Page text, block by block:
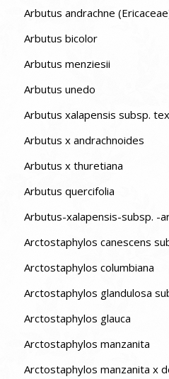
Arbutus andrachne
Arbutus bicolor
Arbutus menziesii
Arbutus unedo
Arbutus xalapensis subsp.
Arbutus x andrachnoides
Arbutus x thuretiana
Arbutus quercifolia
Arbutus-xalapensis-subsp. -
Arctostaphylos canescens
Arctostaphylos columbiana
Arctostaphylos glandulosa
Arctostaphylos glauca
Arctostaphylos manzanita
Arctostaphylos manzanita x